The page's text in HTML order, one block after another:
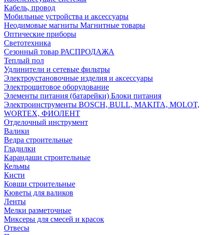
Кабель, провод
Мобильные устройства и аксессуары
Неодимовые магниты Магнитные товары
Оптические приборы
Светотехника
Сезонный товар РАСПРОДАЖА
Теплый пол
Удлинители и сетевые фильтры
Электроустановочные изделия и аксессуары
Электрощитовое оборудование
Элементы питания (батарейки) Блоки питания
Электроинструменты BOSCH, BULL, MAKITA, MOLOT,
WORTEX, ФИОЛЕНТ
Отделочный инструмент
Валики
Ведра строительные
Гладилки
Карандаши строительные
Кельмы
Кисти
Ковши строительные
Кюветы для валиков
Ленты
Мелки разметочные
Миксеры для смесей и красок
Отвесы